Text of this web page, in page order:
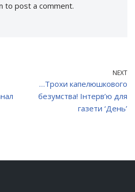
to post a comment.
NEXT
…Трохи капелюшкового
безумства! Інтерв’ю для
газети ‘День’